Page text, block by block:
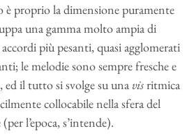
è proprio la dimensione puramente
una gamma molto ampia di
più pesanti, quasi agglomerati
le melodie sono sempre fresche e
il tutto si svolge su una visritmica
collocabile nella sfera del
l’epoca, s’intende).